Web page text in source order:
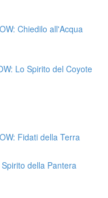
Chiedilo all'Acqua
Lo Spirito del Coyote
Fidati della Terra
della Pantera